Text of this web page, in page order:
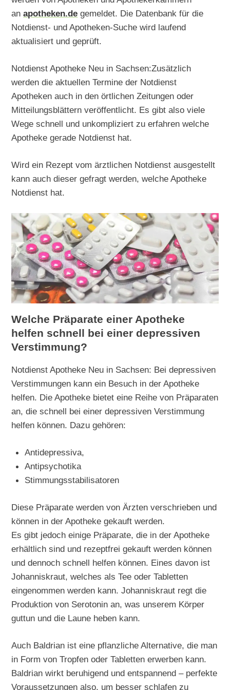
anapotheken.de gemeldet. Die Datenbank für die
Notdienst- und Apotheken-Suche wird laufend
aktualisiert und geprüft.
Notdienst Apotheke Neu in Sachsen:Zusätzlich
werden die aktuellen Termine der Notdienst
Apotheken auch in den örtlichen Zeitungen oder
Mitteilungsblättern veröffentlicht. Es gibt also viele
Wege schnell und unkompliziert zu erfahren welche
Apotheke gerade Notdienst hat.
Wird ein Rezept vom ärztlichen Notdienst ausgestellt
kann auch dieser gefragt werden, welche Apotheke
Notdienst hat.
Welche Präparate einer Apotheke
helfen schnell bei einer depressiven
Verstimmung?
Notdienst Apotheke Neu in Sachsen: Bei depressiven
Verstimmungen kann ein Besuch in der Apotheke
helfen. Die Apotheke bietet eine Reihe von Präparaten
an, die schnell bei einer depressiven Verstimmung
helfen können. Dazu gehören:
Antidepressiva,
Antipsychotika
Stimmungsstabilisatoren
Diese Präparate werden von Ärzten verschrieben und
können in der Apotheke gekauft werden.
Es gibt jedoch einige Präparate, die in der Apotheke
erhältlich sind und rezeptfrei gekauft werden können
und dennoch schnell helfen können. Eines davon ist
Johanniskraut, welches als Tee oder Tabletten
eingenommen werden kann. Johanniskraut regt die
Produktion von Serotonin an, was unserem Körper
guttun und die Laune heben kann.
Auch Baldrian ist eine pflanzliche Alternative, die man
in Form von Tropfen oder Tabletten erwerben kann.
Baldrian wirkt beruhigend und entspannend – perfekte
Voraussetzungen also, um besser schlafen zu